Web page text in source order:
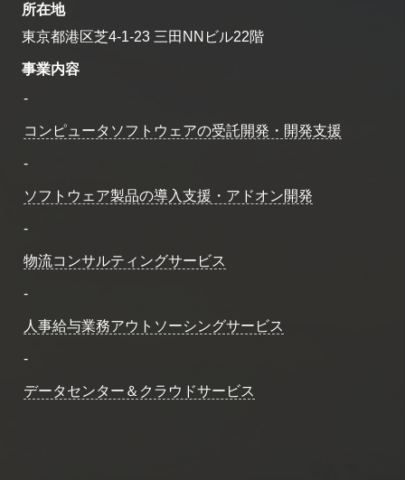
所在地
東京都港区芝4-1-23 三田NNビル22階
事業内容
-
コンピュータソフトウェアの受託開発・開発支援
-
ソフトウェア製品の導入支援・アドオン開発
-
物流コンサルティングサービス
-
人事給与業務アウトソーシングサービス
-
データセンター＆クラウドサービス
プライバシー情報